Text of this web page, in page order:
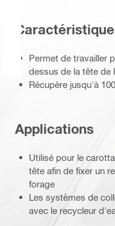
Permet de travailler
dessus de la tête de
Récupère jusqu'à
Applications
Utilisé pour le
tête afin de fixer un
forage
Les systèmes de
avec le recycleur